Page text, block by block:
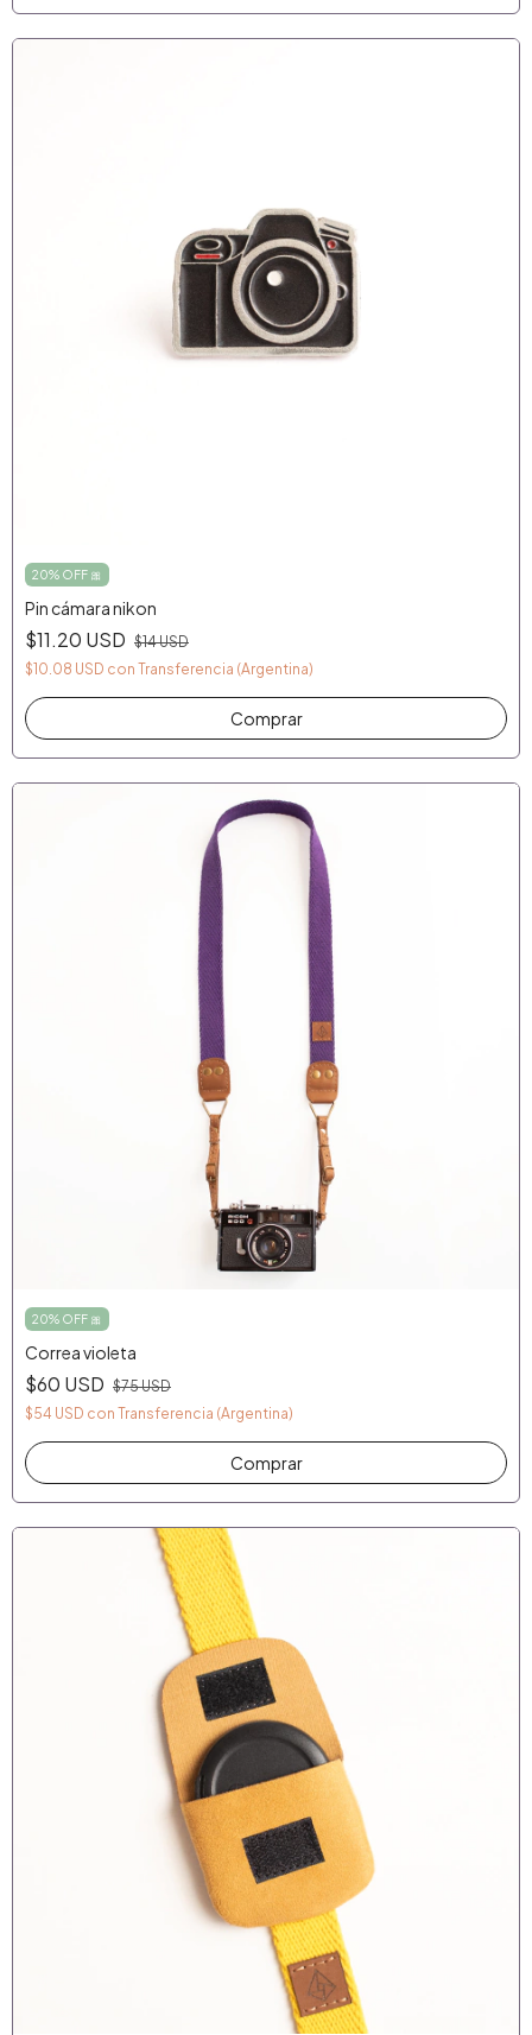
20% OFF 🎀
Pin cámara nikon
$11.20 USD $14 USD
$10.08 USD con Transferencia (Argentina)
20% OFF 🎀
Correa violeta
$60 USD $75 USD
$54 USD con Transferencia (Argentina)